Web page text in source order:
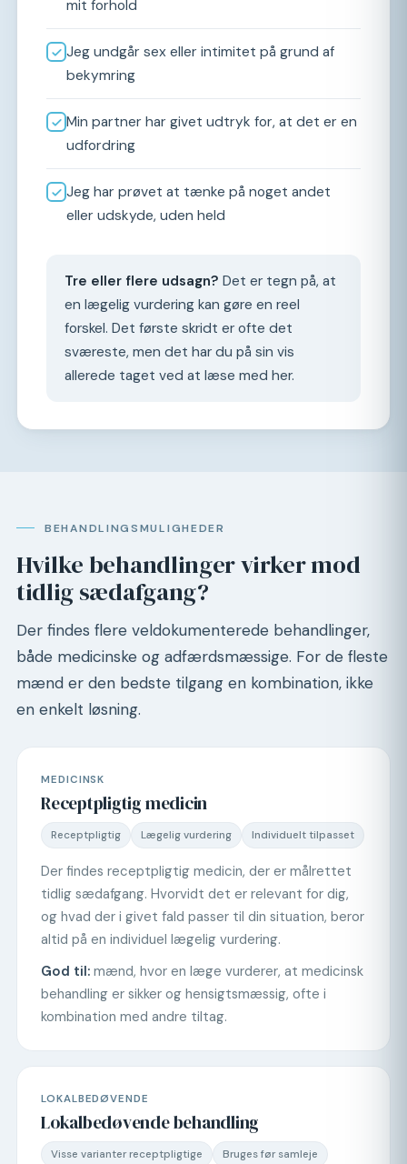
mit forhold
Jeg undgår sex eller intimitet på grund af
bekymring
Min partner har givet udtryk for, at det er en
udfordring
Jeg har prøvet at tænke på noget andet
eller udskyde, uden held
Tre eller flere udsagn? Det er tegn på, at
en lægelig vurdering kan gøre en reel
forskel. Det første skridt er ofte det
sværeste, men det har du på sin vis
allerede taget ved at læse med her.
BEHANDLINGSMULIGHEDER
Hvilke behandlinger virker mod
tidlig sædafgang?
Der findes flere veldokumenterede behandlinger,
både medicinske og adfærdsmæssige. For de fleste
mænd er den bedste tilgang en kombination, ikke
en enkelt løsning.
MEDICINSK
Receptpligtig medicin
Receptpligtig Lægelig vurdering Individuelt tilpasset
Der findes receptpligtig medicin, der er målrettet
tidlig sædafgang. Hvorvidt det er relevant for dig,
og hvad der i givet fald passer til din situation, beror
altid på en individuel lægelig vurdering.
God til: mænd, hvor en læge vurderer, at medicinsk
behandling er sikker og hensigtsmæssig, ofte i
kombination med andre tiltag.
LOKALBEDØVENDE
Lokalbedøvende behandling
Visse varianter receptpligtige Bruges før samleje